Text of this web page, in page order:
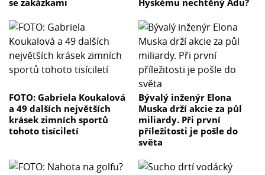
FOTO: Gabriela Koukalová
a 49 dalších největších
krásek zimních sportů
tohoto tisíciletí
Bývalý inženýr Elona
Muska drží akcie za půl
miliardy. Při první
příležitosti je pošle do
světa